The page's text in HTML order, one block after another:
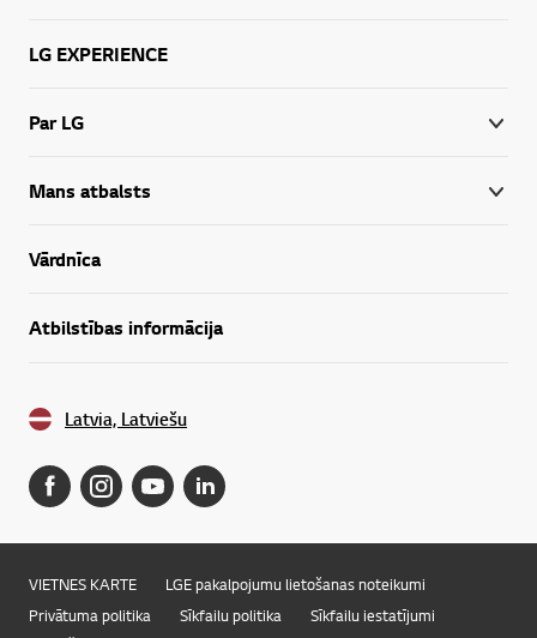
LG EXPERIENCE
Par LG
Mans atbalsts
Vārdnīca
Atbilstības informācija
Latvia, Latviešu
VIETNES KARTE
LGE pakalpojumu lietošanas noteikumi
Privātuma politika
Sīkfailu politika
Sīkfailu iestatījumi